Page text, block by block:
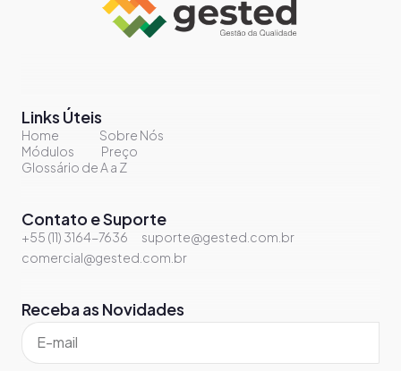
Receba as Novidades
Links Úteis
Home
Sobre Nós
Módulos
Preço
Glossário de A a Z
Contato e Suporte
+55 (11) 3164-7636
suporte@gested.com.br
comercial@gested.com.br